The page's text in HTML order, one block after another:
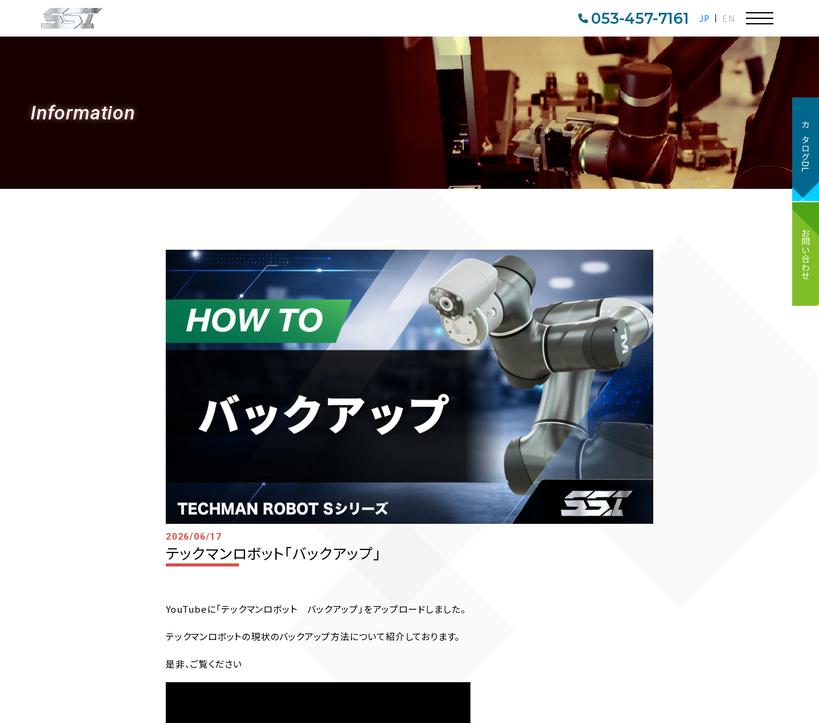
053-457-7161 JP EN
カタログDL
お問い合わせ
Information
2026/06/17
テックマンロボット「バックアップ」
YouTubeに「テックマンロボット バックアップ」をアップロードしました。
テックマンロボットの現状のバックアップ方法について紹介しております。
是非、ご覧ください